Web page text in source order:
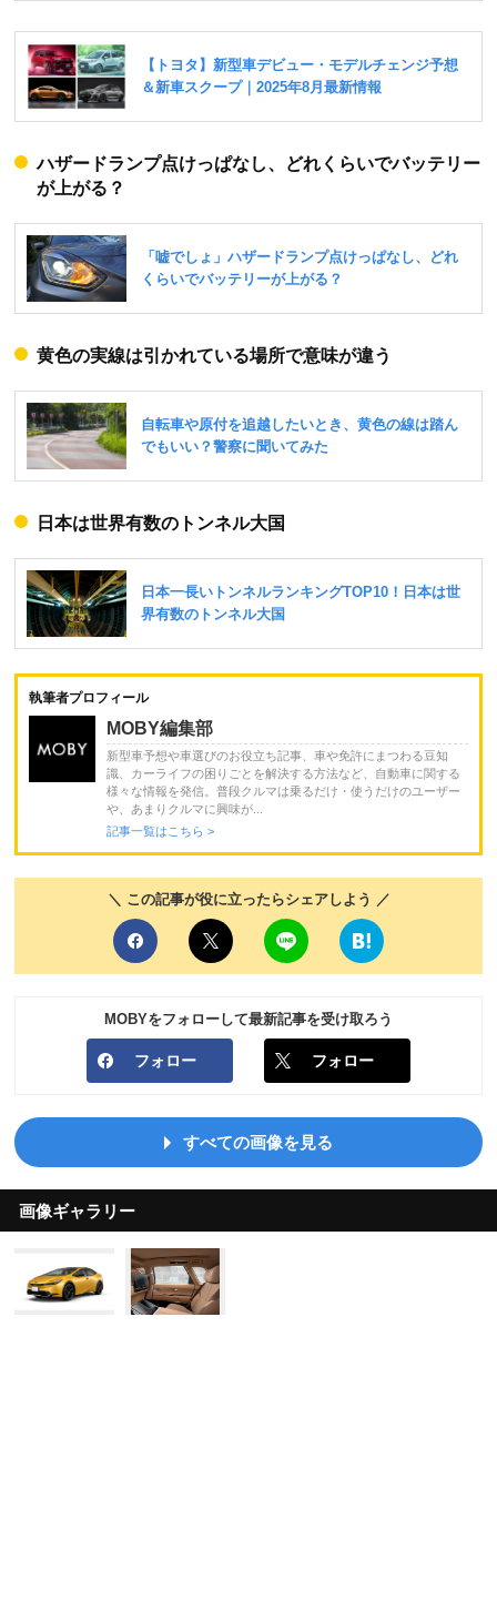
ハザードランプ点けっぱなし、どれくらいでバッテリー
が上がる？
黄色の実線は引かれている場所で意味が違う
日本は世界有数のトンネル大国
執筆者プロフィール
MOBY編集部
新型車予想や車選びのお役立ち記事、車や免許にまつわる豆知
識、カーライフの困りごとを解決する方法など、自動車に関する
様々な情報を発信。普段クルマは乗るだけ・使うだけのユーザー
や、あまりクルマに興味が...
記事一覧はこちら >
＼ この記事が役に立ったらシェアしよう ／
MOBYをフォローして最新記事を受け取ろう
フォロー フォロー
すべての画像を見る
画像ギャラリー